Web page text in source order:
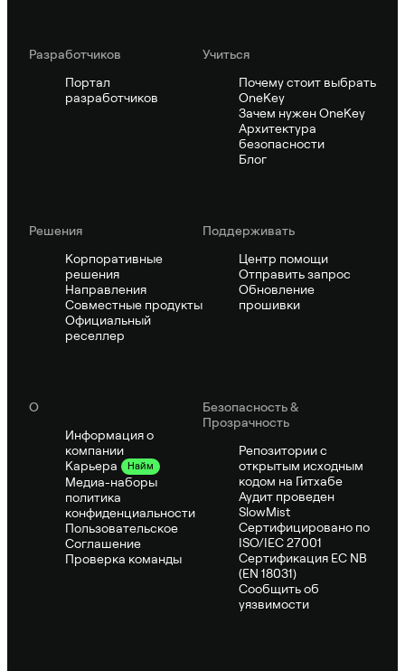
Pазработчиков
Портал
разработчиков
Учиться
Почему стоит выбрать
OneKey
Зачем нужен OneKey
Архитектура
безопасности
Блог
Решения
Корпоративные
решения
Направления
Совместные продукты
Официальный
реселлер
Поддерживать
Центр помощи
Отправить запрос
Обновление
прошивки
О
Информация о
компании
Карьера
Найм
Медиа-наборы
политика
конфиденциальности
Пользовательское
Соглашение
Проверка команды
Безопасность &
Прозрачность
Репозитории с
открытым исходным
кодом на Гитхабе
Аудит проведен
SlowMist
Сертифицировано по
ISO/IEC 27001
Сертификация ЕС NB
(EN 18031)
Сообщить об
уязвимости